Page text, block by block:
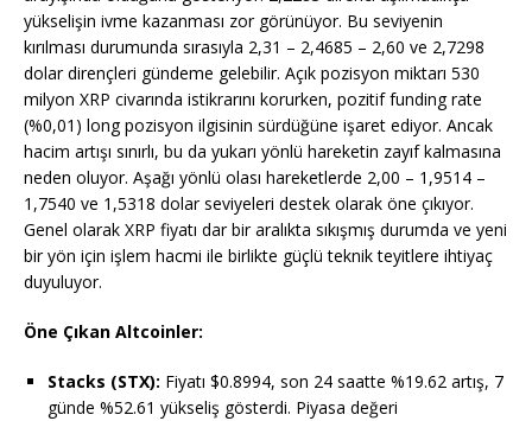
yükselişin ivme kazanması zor görünüyor. Bu seviyenin
kırılması durumunda sırasıyla 2,31 – 2,4685 – 2,60 ve 2,7298
dolar dirençleri gündeme gelebilir. Açık pozisyon miktarı 530
milyon XRP civarında istikrarını korurken, pozitif funding rate
(%0,01) long pozisyon ilgisinin sürdüğüne işaret ediyor. Ancak
hacim artışı sınırlı, bu da yukarı yönlü hareketin zayıf kalmasına
neden oluyor. Aşağı yönlü olası hareketlerde 2,00 – 1,9514 –
1,7540 ve 1,5318 dolar seviyeleri destek olarak öne çıkıyor.
Genel olarak XRP fiyatı dar bir aralıkta sıkışmış durumda ve yeni
bir yön için işlem hacmi ile birlikte güçlü teknik teyitlere ihtiyaç
duyuluyor.
Öne Çıkan Altcoinler:
Stacks (STX): Fiyatı $0.8994, son 24 saatte %19.62 artış, 7
günde %52.61 yükseliş gösterdi. Piyasa değeri